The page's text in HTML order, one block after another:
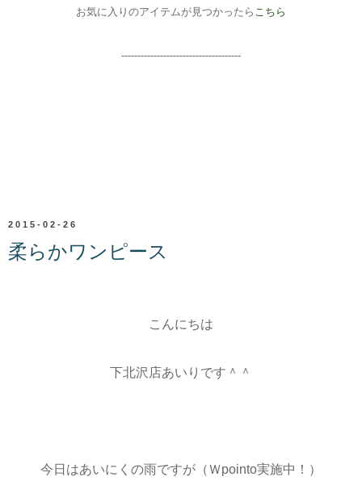
お気に入りのアイテムが見つかったら こちら
-------------------------------------
2015-02-26
柔らかワンピース
こんにちは
下北沢店あいりです＾＾
今日はあいにくの雨ですが（Ｗpointo実施中！）